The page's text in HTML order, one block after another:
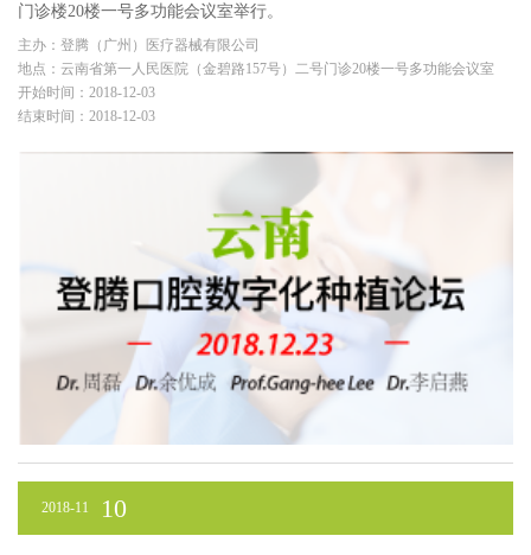
门诊楼20楼一号多功能会议室举行。
主办：登腾（广州）医疗器械有限公司
地点：云南省第一人民医院（金碧路157号）二号门诊20楼一号多功能会议室
开始时间：2018-12-03
结束时间：2018-12-03
2018-11 10